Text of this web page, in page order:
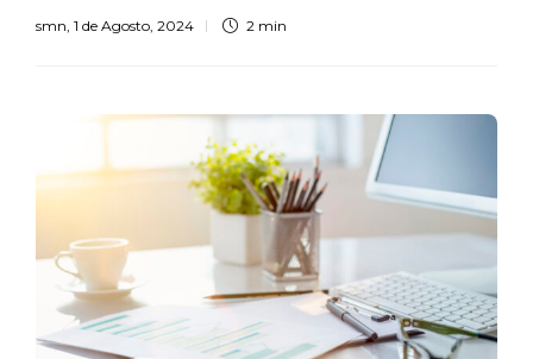
smn 1 de Agosto, 2024 2 min